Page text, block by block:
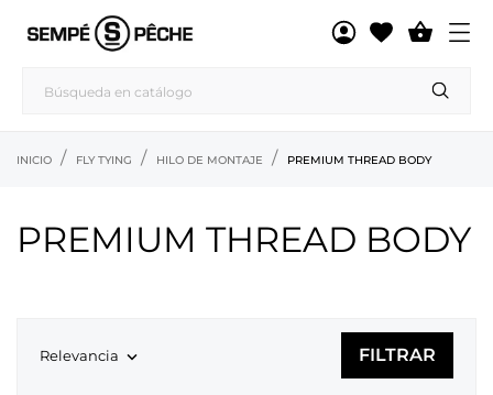

INICIO FLY TYING HILO DE MONTAJE PREMIUM THREAD BODY
PREMIUM THREAD BODY
Relevancia  FILTRAR